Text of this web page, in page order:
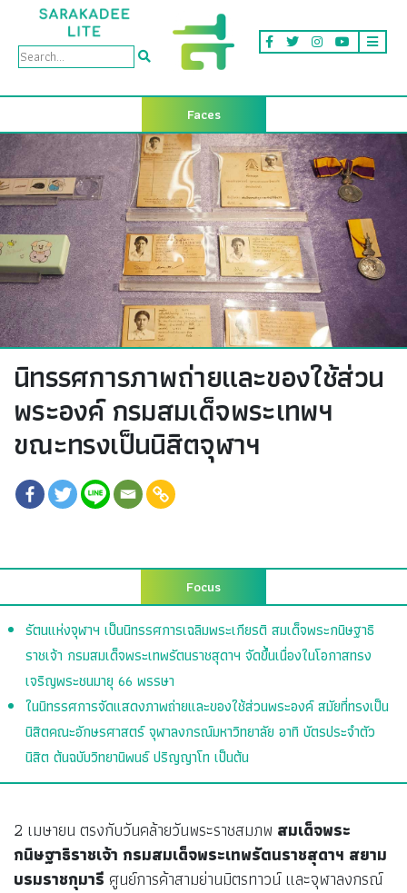
Faces
นิทรรศการภาพถ่ายและของใช้ส่วน
พระองค์ กรมสมเด็จพระเทพฯ
ขณะทรงเป็นนิสิตจุฬาฯ
Focus
รัตนแห่งจุฬาฯ เป็นนิทรรศการเฉลิมพระเกียรติ สมเด็จพระกนิษฐาธิ
ราชเจ้า กรมสมเด็จพระเทพรัตนราชสุดาฯ จัดขึ้นเนื่องในโอกาสทรง
เจริญพระชนมายุ 66 พรรษา
ในนิทรรศการจัดแสดงภาพถ่ายและของใช้ส่วนพระองค์ สมัยที่ทรงเป็น
นิสิตคณะอักษรศาสตร์ จุฬาลงกรณ์มหาวิทยาลัย อาทิ บัตรประจำตัว
นิสิต ต้นฉบับวิทยานิพนธ์ ปริญญาโท เป็นต้น
2 เมษายน ตรงกับวันคล้ายวันพระราชสมภพ สมเด็จพระ
กนิษฐาธิราชเจ้า กรมสมเด็จพระเทพรัตนราชสุดาฯ สยาม
บรมราชกุมารี ศูนย์การค้าสามย่านมิตรทาวน์ และจุฬาลงกรณ์